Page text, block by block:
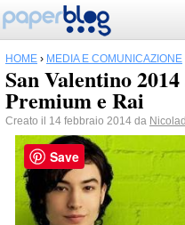
HOME › MEDIA E COMUNICAZIONE
San Valentino
Premium e Rai
Creato il 14 febbraio 2014 da
Save